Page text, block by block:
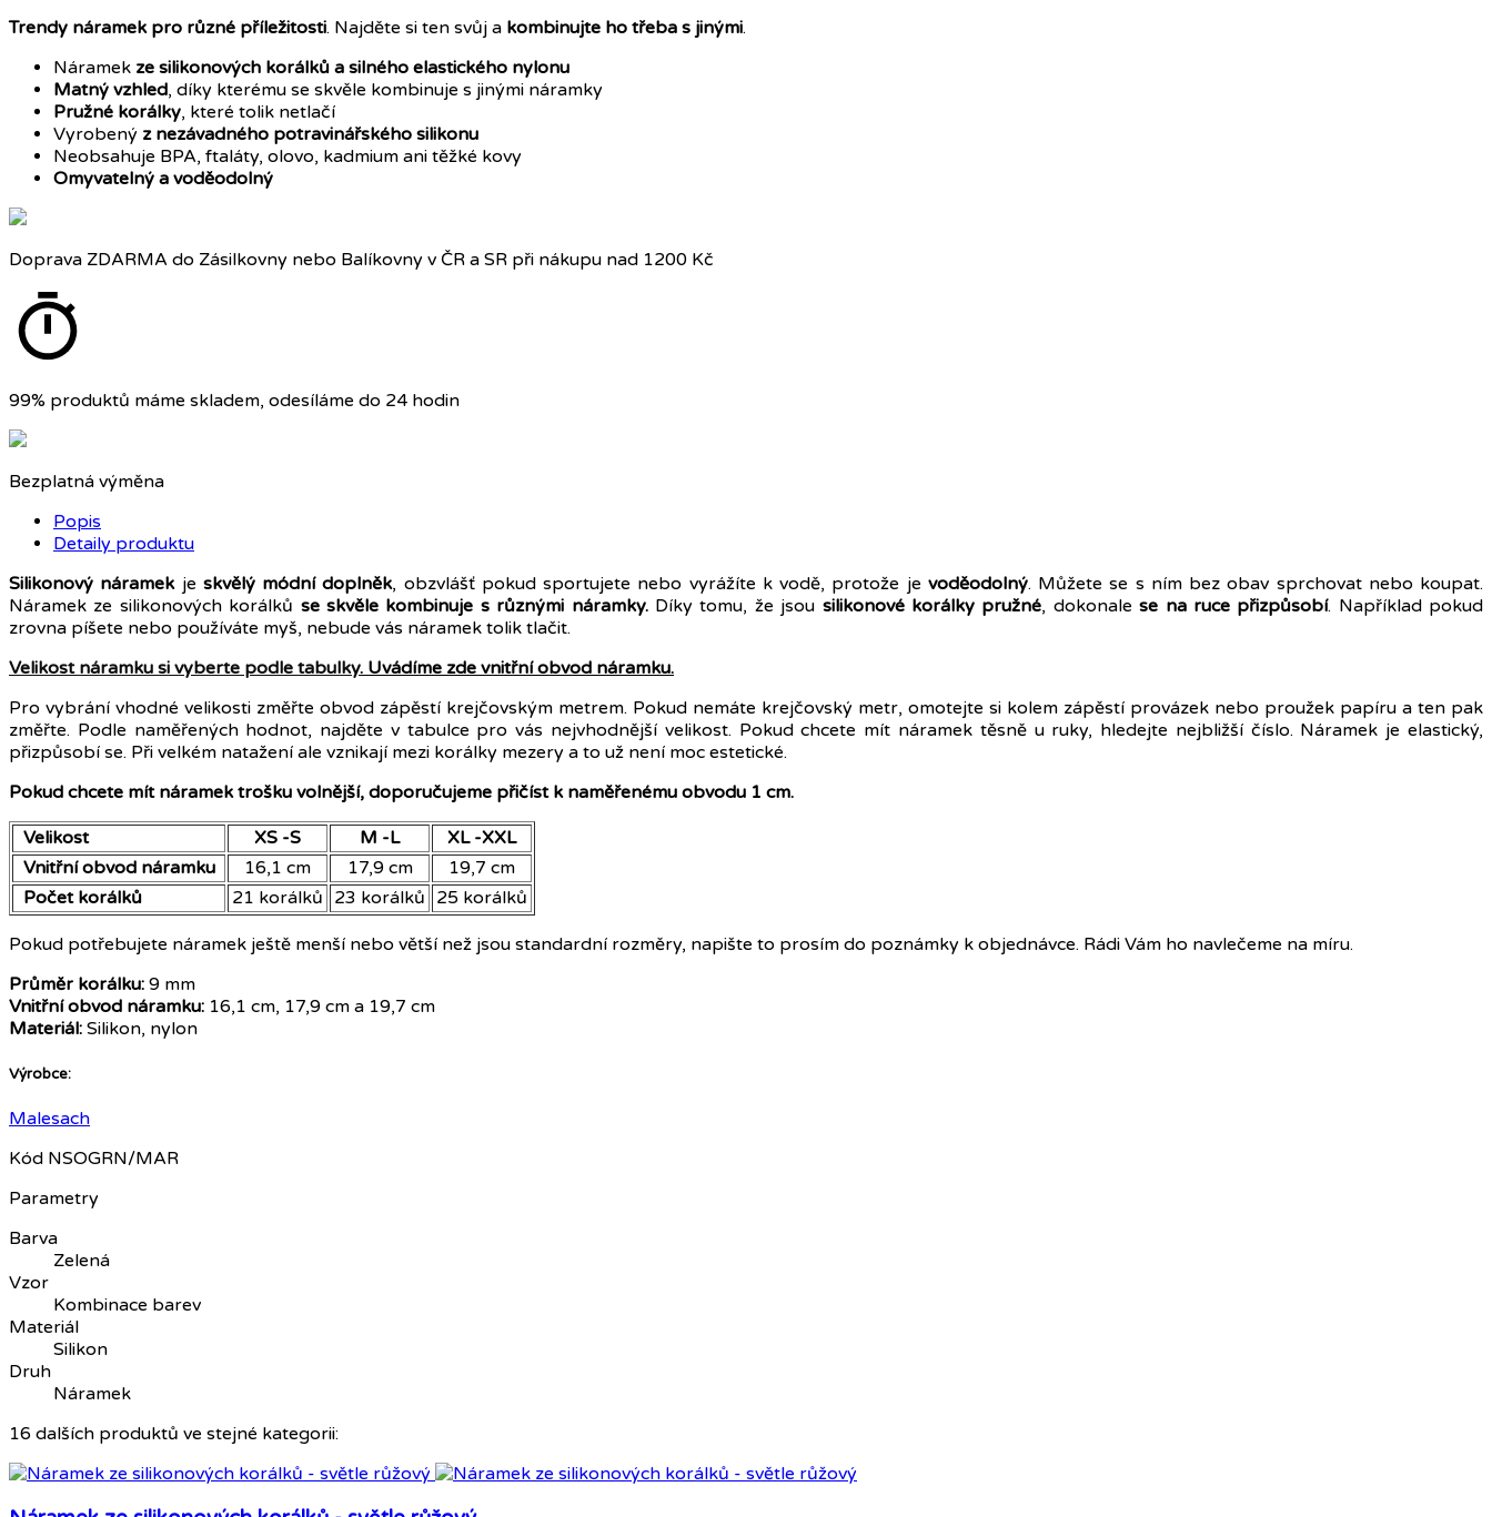
Trendy náramek pro různé příležitosti. Najděte si ten svůj a kombinujte ho třeba s jinými.
Náramek ze silikonových korálků a silného elastického nylonu
Matný vzhled, díky kterému se skvěle kombinuje s jinými náramky
Pružné korálky, které tolik netlačí
Vyrobený z nezávadného potravinářského silikonu
Neobsahuje BPA, ftaláty, olovo, kadmium ani těžké kovy
Omyvatelný a voděodolný
Doprava ZDARMA do Zásilkovny nebo Balíkovny v ČR a SR při nákupu nad 1200 Kč
99% produktů máme skladem, odesíláme do 24 hodin
Bezplatná výměna
Popis
Detaily produktu
Silikonový náramekje skvělý módní doplněk, obzvlášť pokud sportujete nebo vyrážíte k vodě, protože je voděodolný. Můžete se s ním bez obav sprchovat nebo koupat.
Náramek ze silikonových korálků se skvěle kombinuje s různými náramky. Díky tomu, že jsou silikonové korálky pružné, dokonalese na ruce přizpůsobí. Například pokud
zrovna píšete nebo používáte myš, nebude vás náramek tolik tlačit.
Velikost náramku si vyberte podle tabulky. Uvádíme zde vnitřní obvod náramku.
Pro vybrání vhodné velikosti změřte obvod zápěstí krejčovským metrem. Pokud nemáte krejčovský metr, omotejte si kolem zápěstí provázek nebo proužek papíru a ten pak
změřte. Podle naměřených hodnot, najděte v tabulce pro vás nejvhodnější velikost. Pokud chcete mít náramek těsně u ruky, hledejte nejbližší číslo. Náramek je elastický,
přizpůsobí se. Při velkém natažení ale vznikají mezi korálky mezery a to už není moc estetické.
Pokud chcete mít náramek trošku volnější, doporučujeme přičíst k naměřenému obvodu 1 cm.
Velikost XS -S M -L
XL -XXL
Vnitřní obvod náramku
16,1 cm 17,9 cm
19,7 cm
Počet korálků
21 korálků 23 korálků 25 korálků
Pokud potřebujete náramek ještě menší nebo větší než jsou standardní rozměry, napište to prosím do poznámky k objednávce. Rádi Vám ho navlečeme na míru.
Průměr korálku: 9 mm
Vnitřní obvod náramku: 16,1 cm, 17,9 cm a 19,7 cm
Materiál: Silikon, nylon
Výrobce:
Malesach
Kód NSOGRN/MAR
Parametry
Barva
Zelená
Vzor
Kombinace barev
Materiál
Silikon
Druh
Náramek
16 dalších produktů ve stejné kategorii: